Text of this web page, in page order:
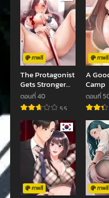
ตอนที่ 96
มกราคม 18, 2024
ตอนที่ 94
ธันวาคม 31, 2023
ตอนที่ 92
ธันวาคม 29, 2023
ตอนที่ 90
ธันวาคม 22, 2023
ตอนที่ 88
ธันวาคม 14, 2023
ตอนที่ 86
ธันวาคม 10, 2023
ภาพสี
The Protagonist
Gets Stronger
When He Fucks
the Female
Hunter
ตอนที่ 40
5.5
ภาพสี
A
Camp
ตอนที่
ภาพสี ภาพสี